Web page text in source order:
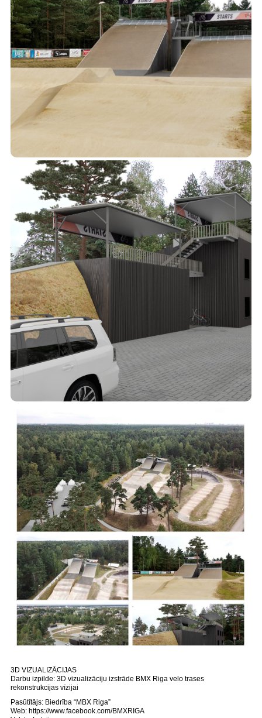
3D VIZUALIZĀCIJAS
Darbu izpilde: 3D vizualizāciju izstrāde BMX Riga velo trases
rekonstrukcijas vīzijai
Pasūtītājs: Biedrība “MBX Riga”
Web: https://www.facebook.com/BMXRIGA